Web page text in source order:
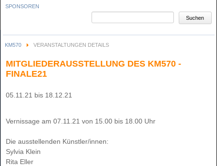
überspringen
SPONSOREN
Suchen
KM570 VERANSTALTUNGEN DETAILS
MITGLIEDERAUSSTELLUNG DES KM570 -
FINALE21
05.11.21 bis 18.12.21
Vernissage am 07.11.21 von 15.00 bis 18.00 Uhr
Die ausstellenden Künstler/innen:
Sylvia Klein
Rita Eller